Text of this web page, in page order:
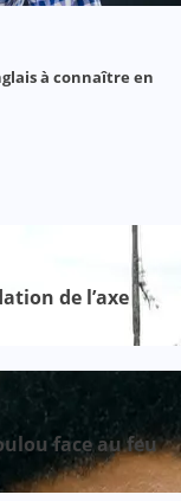
à connaître en
de l’axe
face au feu